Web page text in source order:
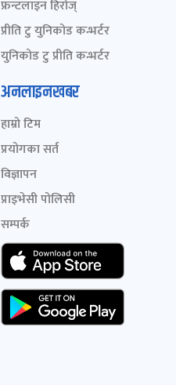
फ्रन्टलाइन हिरोज्
प्रीति टु युनिकोड कन्भर्टर
युनिकोड टु प्रीति कन्भर्टर
अनलाइनखबर
हाम्रो टिम
प्रयोगका सर्त
विज्ञापन
प्राइभेसी पोलिसी
सम्पर्क